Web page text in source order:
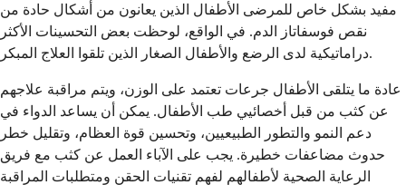
مفيد بشكل خاص للمرضى الأطفال الذين يعانون من أشكال حادة من
نقص فوسفاتاز الدم. في الواقع، لوحظت بعض التحسينات الأكثر
دراماتيكية لدى الرضع والأطفال الصغار الذين تلقوا العلاج المبكر.
عادة ما يتلقى الأطفال جرعات تعتمد على الوزن، ويتم مراقبة علاجهم
عن كثب من قبل أخصائيي طب الأطفال. يمكن أن يساعد الدواء في
دعم النمو والتطور الطبيعيين، وتحسين قوة العظام، وتقليل خطر
حدوث مضاعفات خطيرة. يجب على الآباء العمل عن كثب مع فريق
الرعاية الصحية لأطفالهم لفهم تقنيات الحقن ومتطلبات المراقبة